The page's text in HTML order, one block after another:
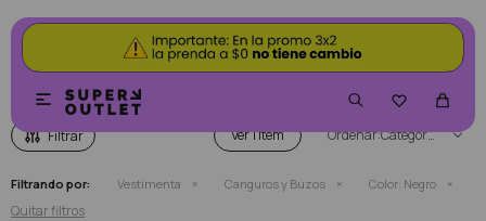

 CANGUROS Y BUZOS COLOR NEGRO
Ver Categoría
Filtrando por: Vestimenta Canguros y Buzos Color: Negro
Quitar filtros